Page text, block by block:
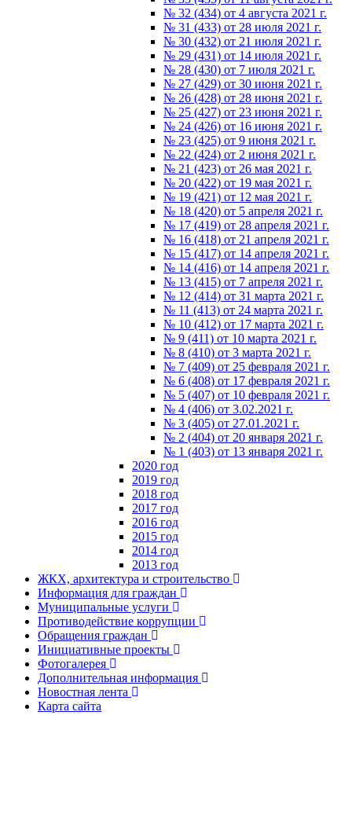
№ 32 (434) от 4 августа 2021 г.
№ 31 (433) от 28 июля 2021 г.
№ 30 (432) от 21 июля 2021 г.
№ 29 (431) от 14 июля 2021 г.
№ 28 (430) от 7 июля 2021 г.
№ 27 (429) от 30 июня 2021 г.
№ 26 (428) от 28 июня 2021 г.
№ 25 (427) от 23 июня 2021 г.
№ 24 (426) от 16 июня 2021 г.
№ 23 (425) от 9 июня 2021 г.
№ 22 (424) от 2 июня 2021 г.
№ 21 (423) от 26 мая 2021 г.
№ 20 (422) от 19 мая 2021 г.
№ 19 (421) от 12 мая 2021 г.
№ 18 (420) от 5 апреля 2021 г.
№ 17 (419) от 28 апреля 2021 г.
№ 16 (418) от 21 апреля 2021 г.
№ 15 (417) от 14 апреля 2021 г.
№ 14 (416) от 14 апреля 2021 г.
№ 13 (415) от 7 апреля 2021 г.
№ 12 (414) от 31 марта 2021 г.
№ 11 (413) от 24 марта 2021 г.
№ 10 (412) от 17 марта 2021 г.
№ 9 (411) от 10 марта 2021 г.
№ 8 (410) от 3 марта 2021 г.
№ 7 (409) от 25 февраля 2021 г.
№ 6 (408) от 17 февраля 2021 г.
№ 5 (407) от 10 февраля 2021 г.
№ 4 (406) от 3.02.2021 г.
№ 3 (405) от 27.01.2021 г.
№ 2 (404) от 20 января 2021 г.
№ 1 (403) от 13 января 2021 г.
2020 год
2019 год
2018 год
2017 год
2016 год
2015 год
2014 год
2013 год
ЖКХ, архитектура и строительство
Информация для граждан
Муниципальные услуги
Противодействие коррупции
Обращения граждан
Инициативные проекты
Фотогалерея
Дополнительная информация
Новостная лента
Карта сайта